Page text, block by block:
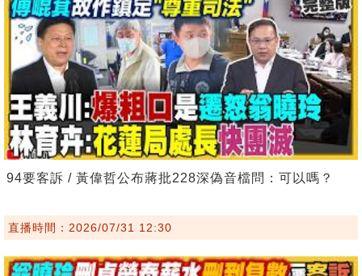
94要客訴 / 黃偉哲公布蔣批228深偽音檔問：可以嗎？
直播時間：2026/07/31 12:30